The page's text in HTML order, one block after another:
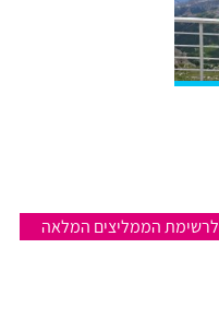
לרשימת הממליצים המלאה